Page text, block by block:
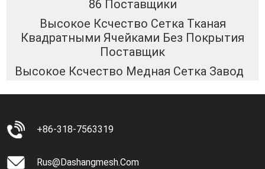
86 Поставщики
Высокое Ксчество Сетка Тканая
Квадратными Ячейками Без Покрытия
Поставщик
Высокое Ксчество Медная Сетка Завод
+86-318-7563319
Rus@dashangmesh.com